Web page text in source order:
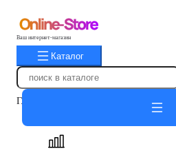
Ваш интернет-магазин
Каталог
Главная Корма для кошек